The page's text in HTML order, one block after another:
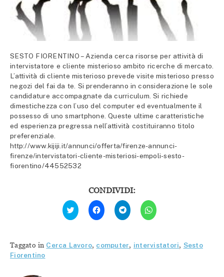
SESTO FIORENTINO – Azienda cerca risorse per attività di
intervistatore e cliente misterioso ambito ricerche di mercato.
L’attività di cliente misterioso prevede visite misterioso presso
negozi del fai da te. Si prenderanno in considerazione le sole
candidature accompagnate da curriculum. Si richiede
dimestichezza con l’uso del computer ed eventualmente il
possesso di uno smartphone. Queste ultime caratteristiche
ed esperienza pregressa nell’attività costituiranno titolo
preferenziale.
http://www.kijiji.it/annunci/offerta/firenze-annunci-
firenze/intervistatori-cliente-misteriosi-empoli-sesto-
fiorentino/44552532
CONDIVIDI:
Fai
clic
qui
(Si
Fai
clic
per
condividere
apre
Fai
clic
per
condividere
(Si
apre
Fai
clic
per
(Si
apre
Taggato in Cerca Lavoro, computer, intervistatori, Sesto
Fiorentino